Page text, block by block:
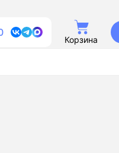
Корзина